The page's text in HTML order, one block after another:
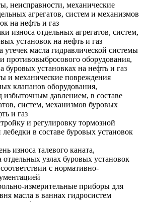
неисправности, механические
агрегатов, систем и механизмов
на нефть и газ
износа отдельных агрегатов, систем,
установок на нефть и газ
утечек масла гидравлической системы
противовыбросового оборудования,
буровых установках на нефть и газ
и механические повреждения
клапанов оборудования,
избыточным давлением, в составе
систем, механизмов буровых
и газ
и регулировку тормозной
в составе буровых установок
износа талевого каната,
узлах буровых установок
с нормативно-
измерительные приборы для
масла в ваннах гидросистем